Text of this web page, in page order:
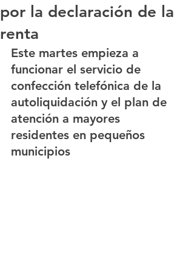
por la declaración de la
renta
Este martes empieza a
funcionar el servicio de
confección telefónica de la
autoliquidación y el plan de
atención a mayores
residentes en pequeños
municipios